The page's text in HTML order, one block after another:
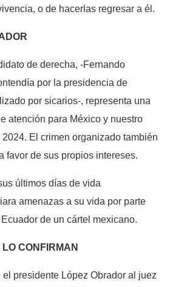
o de hacerlas regresar a él.
de derecha, -Fernando
por la presidencia de
por sicarios-, representa una
atención para México y nuestro
El crimen organizado también
favor de sus propios intereses.
últimos días de vida
amenazas a su vida por parte
de un cártel mexicano.
CONFIRMAN
el presidente López Obrador al juez